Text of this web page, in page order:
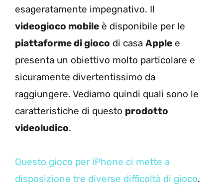
esageratamente impegnativo. Il
videogioco mobile è disponibile per le
piattaforme di gioco di casa Apple e
presenta un obiettivo molto particolare e
sicuramente divertentissimo da
raggiungere. Vediamo quindi quali sono le
caratteristiche di questo prodotto
videoludico.
Questo gioco per iPhone ci mette a
disposizione tre diverse difficoltà di gioco.